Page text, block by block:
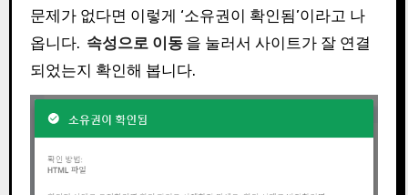
문제가 없다면 이렇게 ‘소유권이 확인됨’이라고 나
옵니다. 속성으로 이동 을 눌러서 사이트가 잘 연결
되었는지 확인해 봅니다.